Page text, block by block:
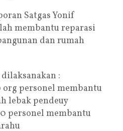
Satgas Yonif
membantu reparasi
dan rumah
:
org personel membantu
lebak pendeuy
personel membantu